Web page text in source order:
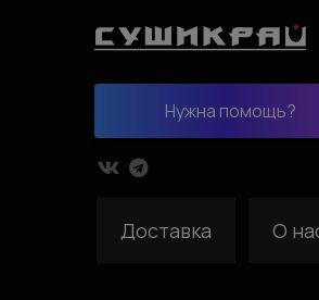
Нужна помощь?
Доставка О